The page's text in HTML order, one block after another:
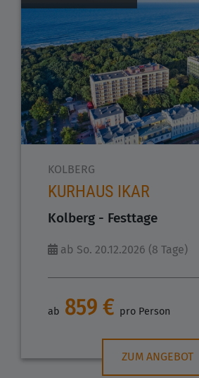
KOLBERG
KURHAUS IKAR
Kolberg - Festtage
ab So. 20.12.2026 (8 Tage)
ab 859 € pro Person
ZUM ANGEBOT